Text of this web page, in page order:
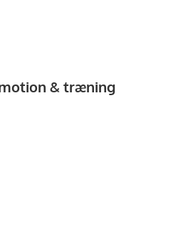
& træning